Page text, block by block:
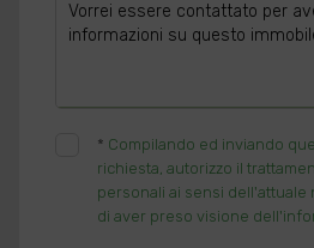
* Compilando ed inviando
richiesta, autorizzo il
personali ai sensi dell'attuale
di aver preso visione